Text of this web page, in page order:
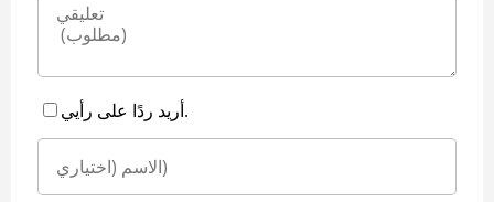
أريد ردًا على رأيي.